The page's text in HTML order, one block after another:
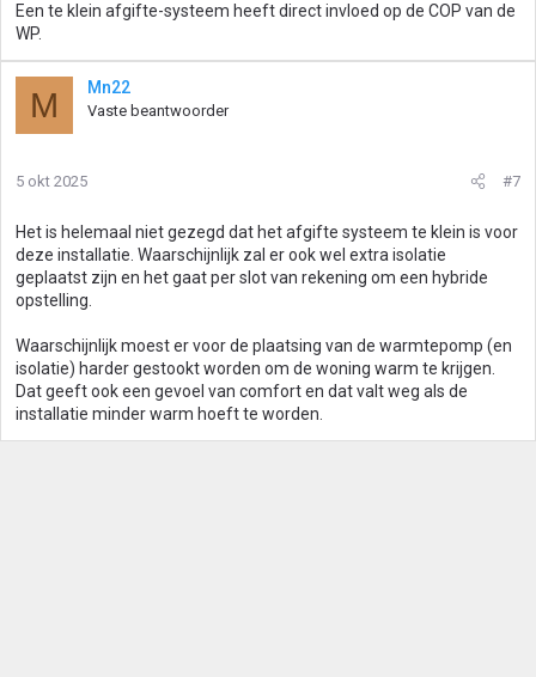
Een te klein afgifte-systeem heeft direct invloed op de COP van de
WP.
M Mn22
Vaste beantwoorder
5 okt 2025 #7
Het is helemaal niet gezegd dat het afgifte systeem te klein is voor
deze installatie. Waarschijnlijk zal er ook wel extra isolatie
geplaatst zijn en het gaat per slot van rekening om een hybride
opstelling.
Waarschijnlijk moest er voor de plaatsing van de warmtepomp (en
isolatie) harder gestookt worden om de woning warm te krijgen.
Dat geeft ook een gevoel van comfort en dat valt weg als de
installatie minder warm hoeft te worden.